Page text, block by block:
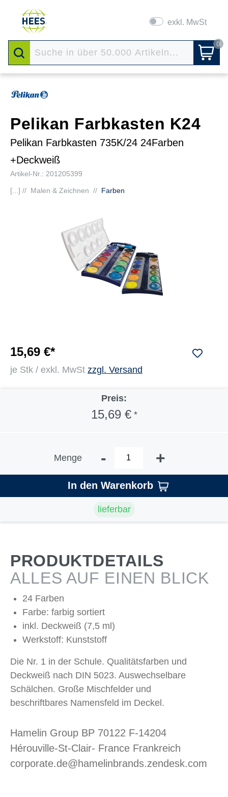
exkl. MwSt
0
Pelikan Farbkasten K24
Pelikan Farbkasten 735K/24 24Farben
+Deckweiß
Artikel-Nr.: 201205399
[...] // Malen & Zeichnen // Farben
15,69 €*
je Stk / exkl. MwSt zzgl. Versand
Preis:
15,69 €*
Menge - +
In den Warenkorb
lieferbar
PRODUKTDETAILS
ALLES AUF EINEN BLICK
24 Farben
Farbe: farbig sortiert
inkl. Deckweiß (7,5 ml)
Werkstoff: Kunststoff
Die Nr. 1 in der Schule. Qualitätsfarben und
Deckweiß nach DIN 5023. Auswechselbare
Schälchen. Große Mischfelder und
beschriftbares Namensfeld im Deckel.
Hamelin Group BP 70122 F-14204
Hérouville-St-Clair- France Frankreich
corporate.de@hamelinbrands.zendesk.com